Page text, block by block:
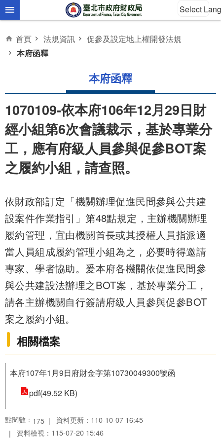
跳到主要內容區塊 Select
首頁 法規資訊 促參及設定地上權開發法規
本府函釋
本府函釋
1070109-依本府106年12月29日財
經小組第6次會議裁示，基於專業分
工，應有府級人員參與促參BOT案
之履約小組，請查照。
依財政部訂定「機關辦理促進民間參與公共建
設案件作業指引」第48點規定，主辦機關辦理
履約管理，宜由機關首長或其授權人員指派適
當人員組成履約管理小組為之，必要時得邀請
專家、學者協助。爰本府各機關依促進民間參
與公共建設法辦理之BOT案，基於專業分工，
請各主辦機關自行簽請府級人員參與促參BOT
案之履約小組。
相關檔案
本府107年1月9日府財金字第10730049300號函
pdf(49.52 KB)
點閱數： 175
資料更新：110-10-07 16:45
資料檢視：115-07-20 15:46